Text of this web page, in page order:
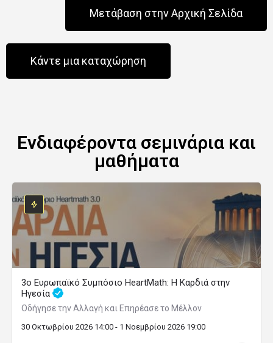
Μετάβαση στην Αρχική Σελίδα
Κάντε μια καταχώρηση
Ενδιαφέροντα σεμινάρια και
μαθήματα
3ο Ευρωπαϊκό Συμπόσιο HeartMath: Η Καρδιά στην
Ηγεσία
Οδήγησε την Αλλαγή και Επηρέασε το Μέλλον
30 Οκτωβρίου 2026 14:00 - 1 Νοεμβρίου 2026 19:00